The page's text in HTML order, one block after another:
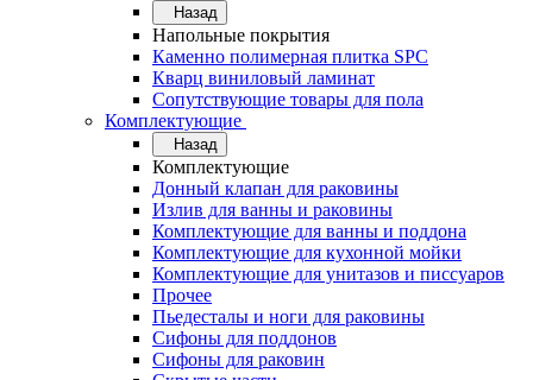
Назад
Напольные покрытия
Каменно полимерная плитка SPC
Кварц виниловый ламинат
Сопутствующие товары для пола
Комплектующие
Назад
Комплектующие
Донный клапан для раковины
Излив для ванны и раковины
Комплектующие для ванны и поддона
Комплектующие для кухонной мойки
Комплектующие для унитазов и писсуаров
Прочее
Пьедесталы и ноги для раковины
Сифоны для поддонов
Сифоны для раковин